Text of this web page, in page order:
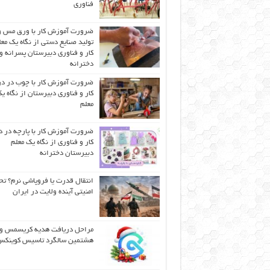
فناوری
ضرورت آموزش کار با ورق مس
تولید صنایع دستی از نگاه یک
کار و فناوری دبیرستان پسرانه و
دخترانه
ضرورت آموزش کار با چوب در
کار و فناوری دبیرستان از نگاه
معلم
ضرورت آموزش کار با پارچه
کار و فناوری از نگاه یک معلم
دبیرستان دخترانه
انتقال قدرت یا فروپاشی نرم؟
امنیتی آینده ولایت در ایران
مراحل دریافت هدیه کریسمس و
هشتمین سالگرد تاسیس